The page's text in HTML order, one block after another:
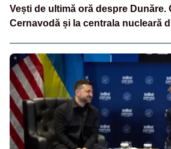
Vești de ultimă oră despre Dunăre.
Cernavodă și la centrala nucleară